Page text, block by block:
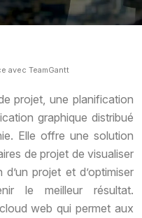
avec TeamGantt
projet, une planification
graphique distribué
Elle offre une solution
de projet de visualiser
projet et d’optimiser
le meilleur résultat.
web qui permet aux